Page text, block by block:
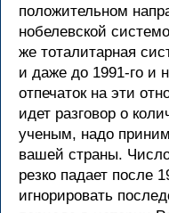
положительном
нобелевской
же тоталитарная
и даже до 1991-го и
отпечаток на эти
идет разговор о
ученым, надо
вашей страны.
резко падает после
игнорировать